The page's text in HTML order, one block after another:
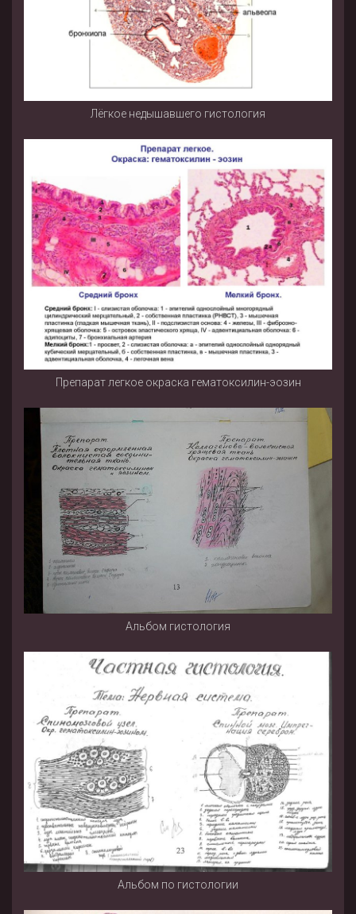
Лёгкое недышавшего гистология
Препарат легкое окраска гематоксилин-эозин
Альбом гистология
Альбом по гистологии